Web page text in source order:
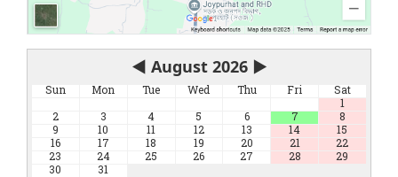
◀ August 2026 ▶
Sun Mon Tue Wed Thu Fri
Sat
1
2
3 4 5 6 7
8
9
10 11 12 13 14
15
16
17 18 19 20 21
22
23
24 25 26 27 28
29
30
31